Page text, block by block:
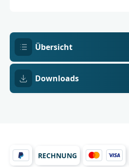
Übersicht
Downloads
RECHNUNG